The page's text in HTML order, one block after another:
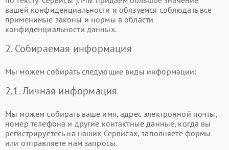
вашей конфиденциальности и обязуемся соблюдать все
применимые законы и нормы в области
конфиденциальности данных.
2. Собираемая информация
Мы можем собирать следующие виды информации:
2.1. Личная информация
Мы можем собирать ваше имя, адрес электронной почты,
номер телефона и другие контактные данные, когда вы
регистрируетесь на наших Сервисах, заполняете формы
или отправляете нам запросы.